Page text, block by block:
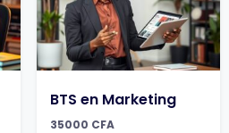
BTS en Marketing
35000 CFA